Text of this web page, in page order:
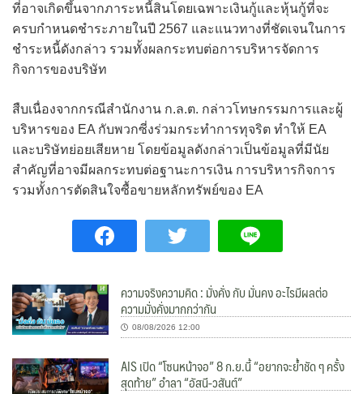
ที่อาจเกิดขึ้นจากภาระหนี้สินโดยเฉพาะเงินกู้และหุ้นกู้ที่จะ
ครบกำหนดชำระภายในปี 2567 และแนวทางที่ชัดเจนในการ
ชำระหนี้ดังกล่าว รวมทั้งผลกระทบต่อการบริหารจัดการ
กิจการของบริษัท
สืบเนื่องจากกรณีสำนักงาน ก.ล.ต. กล่าวโทษกรรมการและผู้
บริหารของ EA กับพวกซี่งร่วมกระทำการทุจริต ทำให้ EA
และบริษัทย่อยเสียหาย โดยข้อมูลดังกล่าวเป็นข้อมูลที่มีนัย
สำคัญที่อาจมีผลกระทบต่อฐานะการเงิน การบริหารกิจการ
รวมทั้งการตัดสินใจซื้อขายหลักทรัพย์ของ EA
ความจริงความคิด : มั่งคั่ง กับ มั่นคง อะไรมีผลต่อ
ความมั่งคั่งมากกว่ากัน
08/08/2026 12:00
AIS เปิด “โซนหน้าจอ” 8 ก.ย.นี้ “อยากจะย้ำชัด ๆ ครั้ง
สุดท้าย” อำลา “อัสนี-วสันต์”